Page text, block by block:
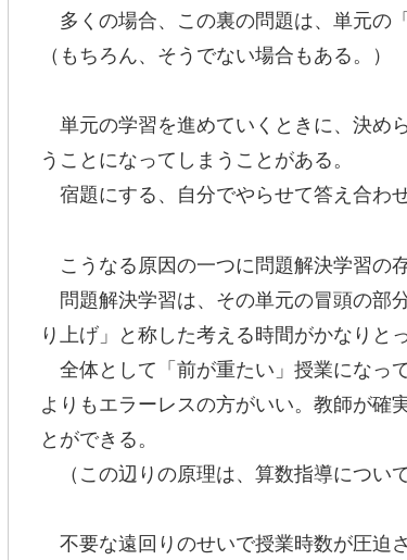
多くの場合、この裏の問題は、単元の
（もちろん、そうでない場合もある。）
単元の学習を進めていくときに、決め
うことになってしまうことがある。
宿題にする、自分でやらせて答え合わ
こうなる原因の一つに問題解決学習の存
問題解決学習は、その単元の冒頭の部
り上げ」と称した考える時間がかなりと
全体として「前が重たい」授業になっ
よりもエラーレスの方がいい。教師が確
とができる。
（この辺りの原理は、算数指導につい
不要な遠回りのせいで授業時数が圧迫